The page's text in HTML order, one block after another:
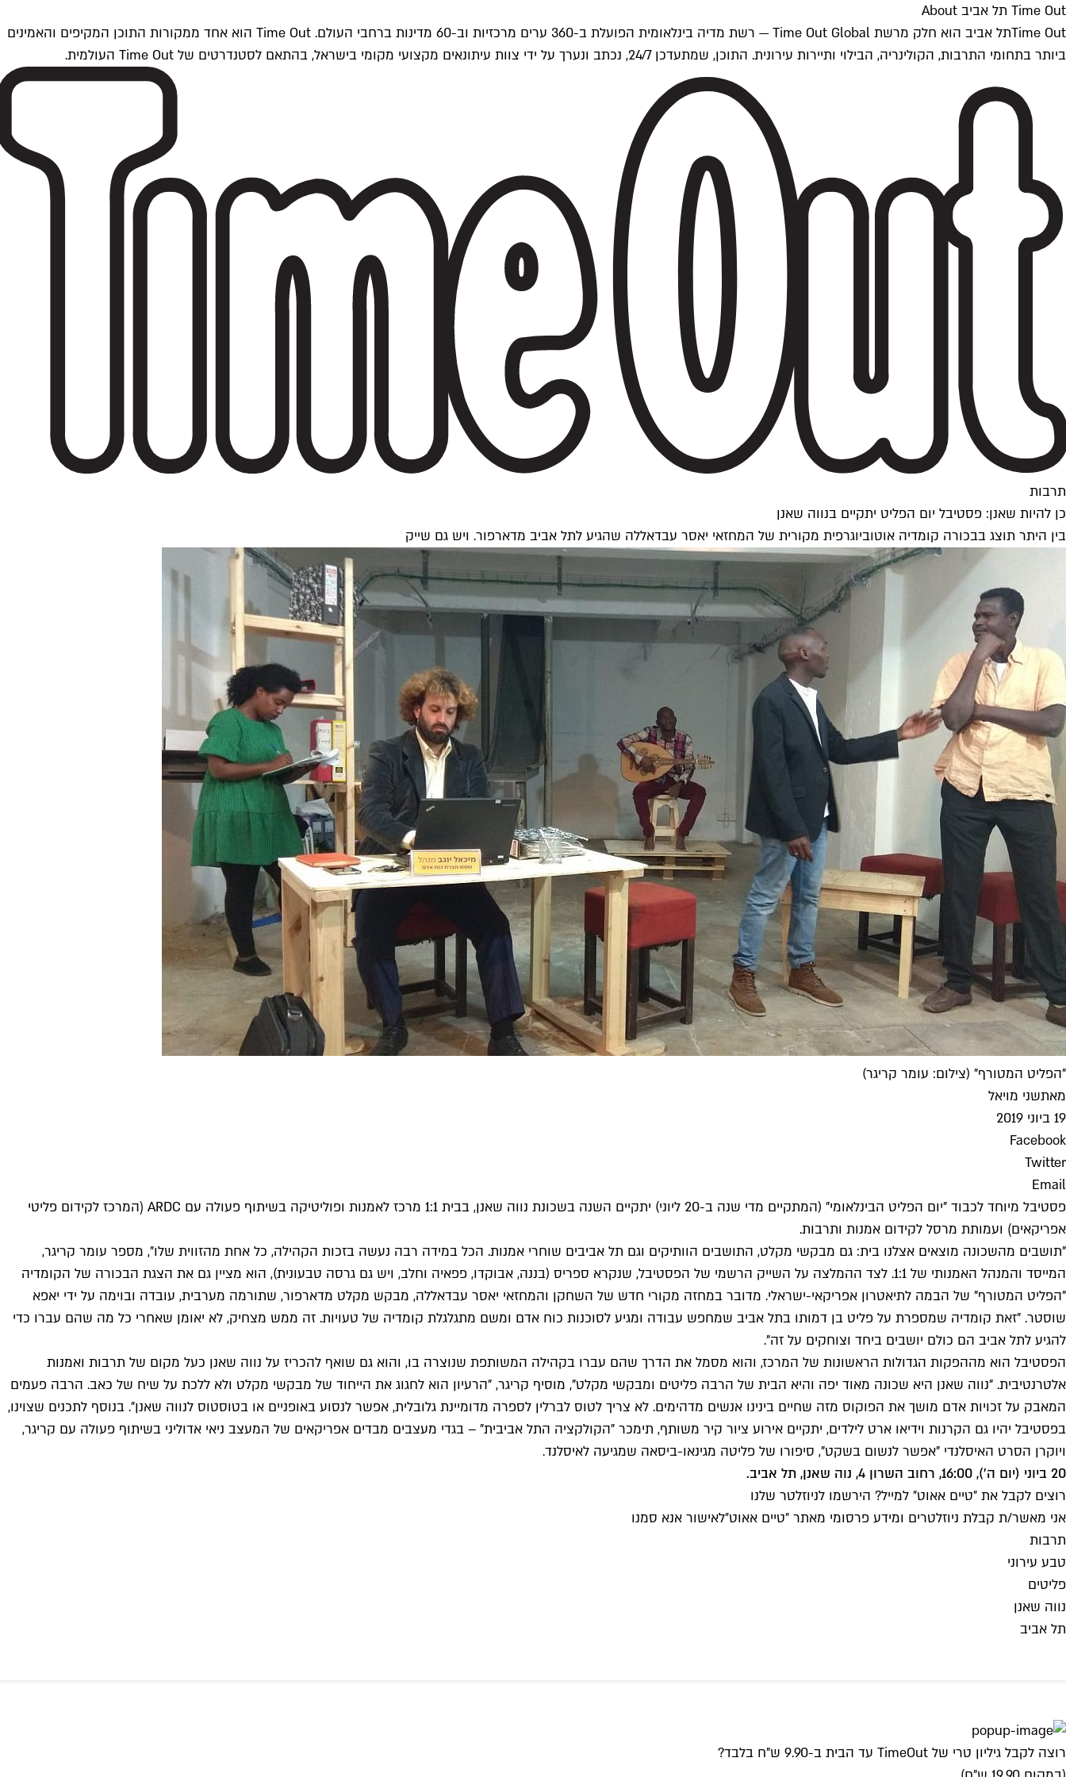
Time Out תל אביב About
Time Outתל אביב הוא חלק מרשת Time Out Global — רשת מדיה בינלאומית הפועלת ב-360 ערים מרכזיות וב-60 מדינות ברחבי העולם. Time Out הוא אחד ממקורות התוכן המקיפים והאמינים
ביותר בתחומי התרבות, הקולינריה, הבילוי ותיירות עירונית. התוכן, שמתעדכן 24/7, נכתב ונערך על ידי צוות עיתונאים מקצועי מקומי בישראל, בהתאם לסטנדרטים של Time Out העולמית.
תרבות
כן להיות שאנן: פסטיבל יום הפליט יתקיים בנווה שאנן
בין היתר תוצג בבכורה קומדיה אוטוביוגרפית מקורית של המחזאי יאסר עבדאללה שהגיע לתל אביב מדארפור. ויש גם שייק
"הפליט המטורף" (צילום: עומר קריגר)
מאתשני מויאל
19 ביוני 2019
Facebook
Twitter
Email
פסטיבל מיוחד לכבוד "יום הפליט הבינלאומי" (המתקיים מדי שנה ב-20 ליוני) יתקיים השנה בשכונת נווה שאנן, בבית 1:1 מרכז לאמנות ופוליטיקה בשיתוף פעולה עם ARDC (המרכז לקידום פליטי
אפריקאים) ועמותת מרסל לקידום אמנות ותרבות.
"תושבים מהשכונה מוצאים אצלנו בית: גם מבקשי מקלט, התושבים הוותיקים וגם תל אביבים שוחרי אמנות. הכל במידה רבה נעשה בזכות הקהילה, כל אחת מהזווית שלו", מספר עומר קריגר,
המייסד והמנהל האמנותי של 1:1. לצד ההמלצה על השייק הרשמי של הפסטיבל, שנקרא ספריס (בננה, אבוקדו, פפאיה וחלב, ויש גם גרסה טבעונית), הוא מציין גם את הצגת הבכורה של הקומדיה
"הפליט המטורף" של הבמה לתיאטרון אפריקאי-ישראלי. מדובר במחזה מקורי חדש של השחקן והמחזאי יאסר עבדאללה, מבקש מקלט מדארפור, שתורמה מערבית, עובדה ובוימה על ידי יאפא
שוסטר. "זאת קומדיה שמספרת על פליט בן דמותו בתל אביב שמחפש עבודה ומגיע לסוכנות כוח אדם ומשם מתגלגלת קומדיה של טעויות. זה ממש מצחיק, לא יאומן שאחרי כל מה שהם עברו כדי
להגיע לתל אביב הם כולם יושבים ביחד וצוחקים על זה".
הפסטיבל הוא מההפקות הגדולות הראשונות של המרכז, והוא מסמל את הדרך שהם עברו בקהילה המשותפת שנוצרה בו, והוא גם שואף להכריז על נווה שאנן כעל מקום של תרבות ואמנות
אלטרנטיבית. "נווה שאנן היא שכונה מאוד יפה והיא הבית של הרבה פליטים ומבקשי מקלט", מוסיף קריגר, "הרעיון הוא לחגוג את הייחוד של מבקשי מקלט ולא ללכת על שיח של כאב. הרבה פעמים
המאבק על זכויות אדם מושך את הפוקוס מזה שחיים בינינו אנשים מדהימים. לא צריך לטוס לברלין לספרה מדומיינת גלובלית, אפשר לנסוע באופניים או בטוסטוס לנווה שאנן". בנוסף לתכנים שצוינו,
בפסטיבל יהיו גם הקרנות וידיאו ארט לילדים, יתקיים אירוע ציור קיר משותף, תימכר "הקולקציה התל אביבית" – בגדי מעצבים מבדים אפריקאים של המעצב ניאי אדוליני בשיתוף פעולה עם קריגר,
ויוקרן הסרט האיסלנדי "אפשר לנשום בשקט", סיפורו של פליטה מגינאו-ביסאה שמגיעה לאיסלנד.
20 ביוני (יום ה'), 16:00, רחוב השרון 4, נוה שאנן, תל אביב.
רוצים לקבל את ״טיים אאוט״ למייל? הירשמו לניוזלטר שלנו
אני מאשר/ת קבלת ניוזלטרים ומידע פרסומי מאתר ״טיים אאוט״לאישור אנא סמנו
תרבות
טבע עירוני
פליטים
נווה שאנן
תל אביב
רוצה לקבל גיליון טרי של TimeOut עד הבית ב-9.90 ש"ח בלבד?